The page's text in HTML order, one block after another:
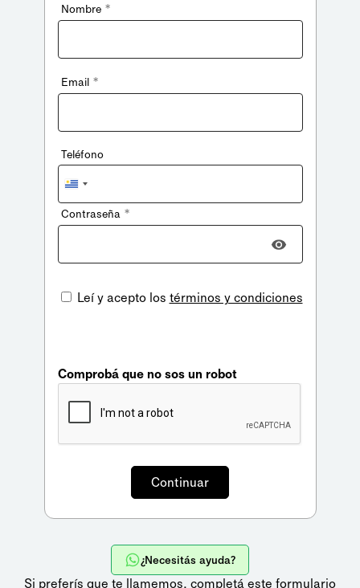
Nombre *
Email *
Teléfono
Uruguay
+598
Contraseña *
Leí y acepto los términos y condiciones
Comprobá que no sos un robot
¿Necesitás ayuda?
Si preferís que te llamemos, completá este formulario